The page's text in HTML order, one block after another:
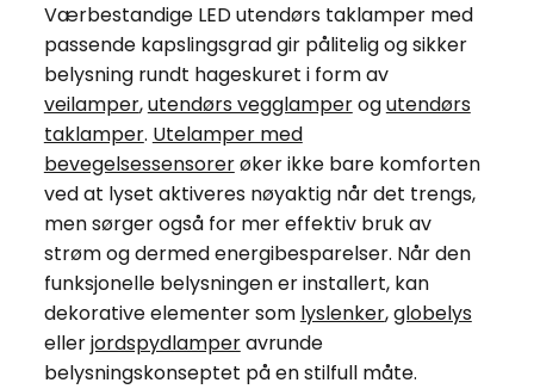
Værbestandige LED utendørs taklamper med
passende kapslingsgrad gir pålitelig og sikker
belysning rundt hageskuret i form av
veilamper,utendørs vegglamperogutendørs
taklamper. Utelamper med
bevegelsessensorerøker ikke bare komforten
ved at lyset aktiveres nøyaktig når det trengs,
men sørger også for mer effektiv bruk av
strøm og dermed energibesparelser. Når den
funksjonelle belysningen er installert, kan
dekorative elementer som lyslenker,globelys
ellerjordspydlamperavrunde
belysningskonseptet på en stilfull måte.